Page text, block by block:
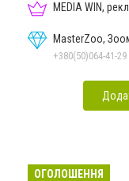
MEDIA WIN,
MasterZoo,
+380(50)064-41-29
ОГОЛОШЕННЯ